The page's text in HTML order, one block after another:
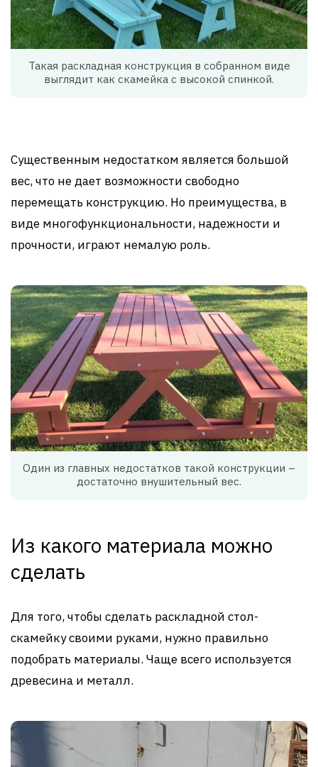
Такая раскладная конструкция в собранном виде
выглядит как скамейка с высокой спинкой.
Существенным недостатком является большой
вес, что не дает возможности свободно
перемещать конструкцию. Но преимущества, в
виде многофункциональности, надежности и
прочности, играют немалую роль.
Один из главных недостатков такой конструкции –
достаточно внушительный вес.
Из какого материала можно
сделать
Для того, чтобы сделать раскладной стол-
скамейку своими руками, нужно правильно
подобрать материалы. Чаще всего используется
древесина и металл.